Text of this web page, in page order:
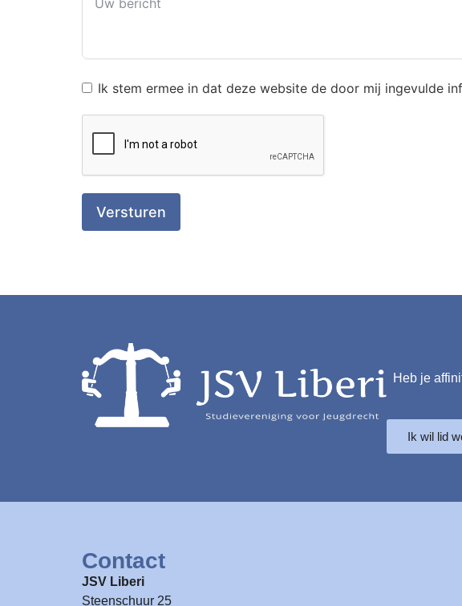
Ik stem ermee in dat deze website de door mij ingevulde
Versturen
Heb je
Ik wil lid
Contact
JSV Liberi
Steenschuur 25